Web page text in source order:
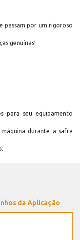
passam por um rigoroso
genuínas!
para seu equipamento
durante a safra
da Aplicação